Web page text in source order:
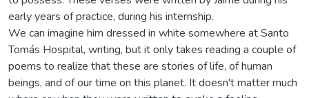
early years of practice, during his internship.
We can imagine him dressed in white somewhere at Santo
Tomás Hospital, writing, but it only takes reading a couple of
poems to realize that these are stories of life, of human
beings, and of our time on this planet. It doesn't matter much